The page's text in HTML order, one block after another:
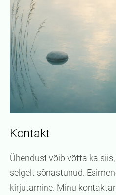
Kontakt
Ühendust võib võtta ka
selgelt sõnastunud.
kirjutamine. Minu